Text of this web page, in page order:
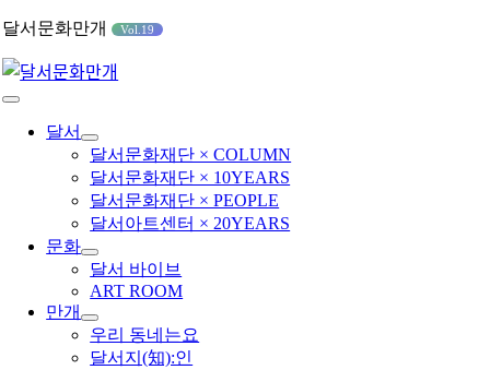
콘
츠
로
달서문화만개 Vol.19
Toggle
Navigation
달서
달서문화재단 × COLUMN
달서문화재단 × 10YEARS
달서문화재단 × PEOPLE
달서아트센터 × 20YEARS
문화
달서 바이브
ART ROOM
만개
우리 동네는요
달서지(知):인